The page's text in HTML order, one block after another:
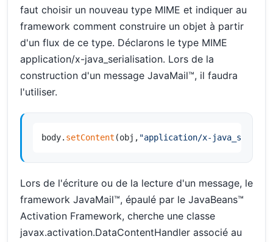
faut choisir un nouveau type MIME et indiquer au
framework comment construire un objet à partir
d'un flux de ce type. Déclarons le type MIME
application/x-java_serialisation. Lors de la
construction d'un message JavaMail™, il faudra
l'utiliser.
body. setContent (obj, "application/x-
Lors de l'écriture ou de la lecture d'un message, le
framework JavaMail™, épaulé par le JavaBeans™
Activation Framework, cherche une classe
javax.activation.DataContentHandler associé au